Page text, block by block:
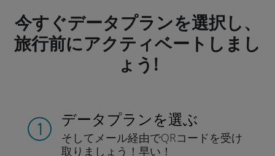
今すぐデータプランを選択し、
旅行前にアクティベートしまし
ょう!
データプランを選ぶ
そしてメール経由でQRコードを受け
取りましょう！早い！